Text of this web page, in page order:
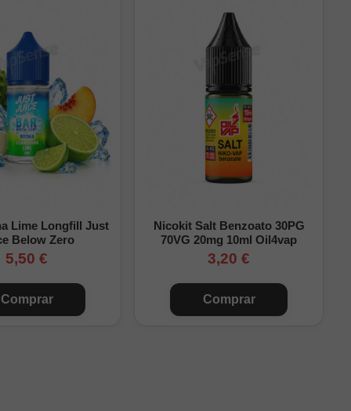
ml
ml
ml
(mg/ml)
ml
ml
Lime Longfill Just
Below Zero
5,50 €
Comprar
Nicokit Salt Benzoato 30PG
70VG 20mg 10ml Oil4vap
3,20 €
Comprar